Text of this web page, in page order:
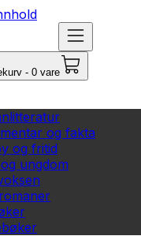
- 0 vare
og fakta
og fritid
ungdom